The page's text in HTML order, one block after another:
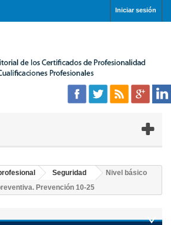
Iniciar sesión
Seguridad
Nivel básico
Prevención 10-25